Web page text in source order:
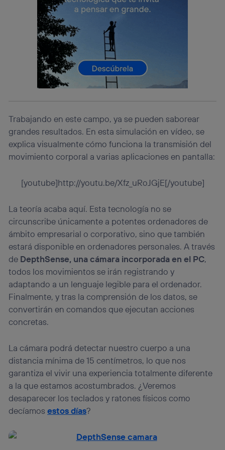
Trabajando en este campo, ya se pueden saborear
grandes resultados. En esta simulación en vídeo, se
explica visualmente cómo funciona la transmisión del
movimiento corporal a varias aplicaciones en pantalla:
[youtube]http://youtu.be/Xfz_uRoJGjE[/youtube]
La teoría acaba aquí. Esta tecnología no se
circunscribe únicamente a potentes ordenadores de
ámbito empresarial o corporativo, sino que también
estará disponible en ordenadores personales. A través
de DepthSense, una cámara incorporada en el PC,
todos los movimientos se irán registrando y
adaptando a un lenguaje legible para el ordenador.
Finalmente, y tras la comprensión de los datos, se
convertirán en comandos que ejecutan acciones
concretas.
La cámara podrá detectar nuestro cuerpo a una
distancia mínima de 15 centímetros, lo que nos
garantiza el vivir una experiencia totalmente diferente
a la que estamos acostumbrados. ¿Veremos
desaparecer los teclados y ratones físicos como
decíamosestos días?
Si utilizas una
conexión de banda ancha
el marketing o análisis se realizará en función de las
actividades de navegación de los miembros del hogar
que hayan dado su consentimiento.
Si utilizasdatos móviles, el marketing será más
personalizado, ya que se basará únicamente en la
navegación del usuario del móvil.
Puedes gestionar los consentimientos Utiq seleccionando
visitando el portal de privacidad de Utiq
la política de privacidad de Utiq.